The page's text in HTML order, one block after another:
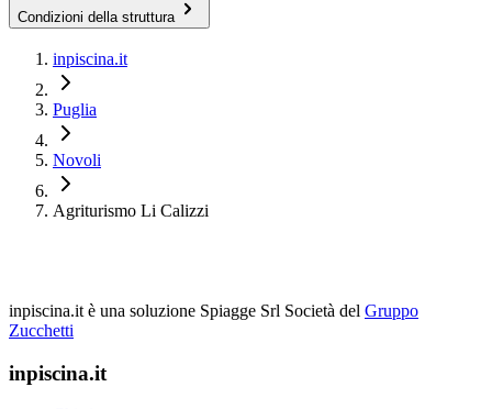
Condizioni della struttura
inpiscina.it
Puglia
Novoli
Agriturismo Li Calizzi
inpiscina.it è una soluzione Spiagge Srl Società del Gruppo
Zucchetti
inpiscina.it